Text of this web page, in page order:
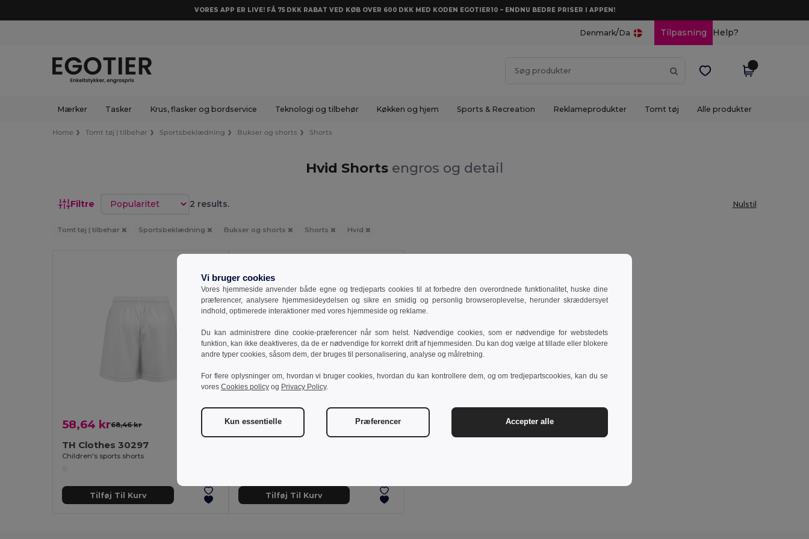
VORES APP ER LIVE! FÅ 75 DKK RABAT VED KØB OVER 600 DKK MED KODEN EGOTIER10 – ENDNU BEDRE PRISER I APPEN!
Denmark/Da Tilpasning Help?
Mærker Tasker Krus, flasker og bordservice Teknologi og tilbehør Køkken og hjem Sports & Recreation Reklameprodukter Tomt tøj Alle produkter
Home Tomt tøj | tilbehør Sportsbeklædning Bukser og shorts Shorts
Hvid Shorts engros og detail
Filtre Sorter efter 2 results. Nulstil
Tomt tøj | tilbehør Sportsbeklædning Bukser og shorts Shorts Hvid
58,64 kr68,46 kr
TH Clothes 30297
Children's sports shorts
Tilføj Til Kurv
88,83 kr -23%
Tilføj Til Kurv
Vi bruger cookies
Vores hjemmeside anvender både egne og tredjeparts cookies til at forbedre den overordnede funktionalitet, huske dine
præferencer, analysere hjemmesideydelsen og sikre en smidig og personlig browseroplevelse, herunder skræddersyet
indhold, optimerede interaktioner med vores hjemmeside og reklame.
Du kan administrere dine cookie-præferencer når som helst. Nødvendige cookies, som er nødvendige for webstedets
funktion, kan ikke deaktiveres, da de er nødvendige for korrekt drift af hjemmesiden. Du kan dog vælge at tillade eller blokere
andre typer cookies, såsom dem, der bruges til personalisering, analyse og målretning.
For flere oplysninger om, hvordan vi bruger cookies, hvordan du kan kontrollere dem, og om tredjepartscookies, kan du se
vores Cookies policy og Privacy Policy.
Kun essentielle Præferencer Accepter alle